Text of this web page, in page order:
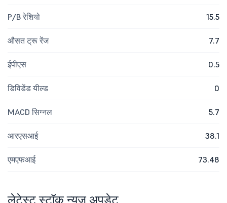
P/B रेशियो 15.5
औसत ट्रू रेंज 7.7
ईपीएस 0.5
डिविडेंड यील्ड 0
MACD सिग्नल 5.7
आरएसआई 38.1
एमएफआई 73.48
लेटेस्ट स्टॉक न्यूज़ अपडेट